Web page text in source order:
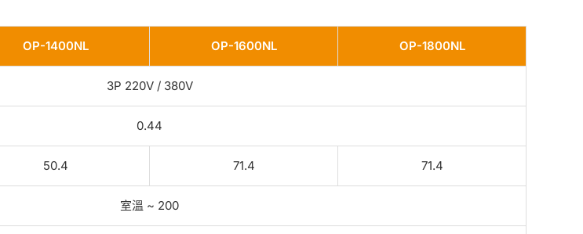
OP-1400NL OP-1600NL OP-1800NL
3P 220V / 380V
0.44
50.4 71.4 71.4
室溫 ~ 200